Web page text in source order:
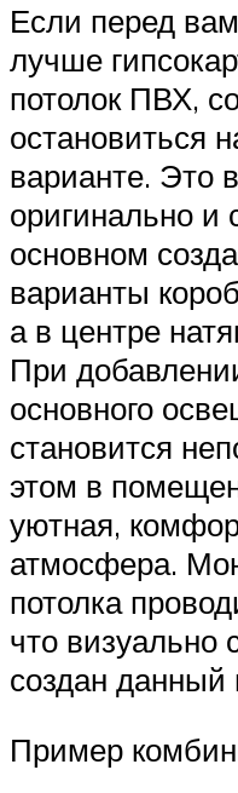
Если перед
лучше
потолок ПВХ,
остановиться
варианте. Это
оригинально и
основном
варианты
а в центре
При
основного
становится
этом в
уютная,
атмосфера.
потолка
что визуально
создан данный
Пример